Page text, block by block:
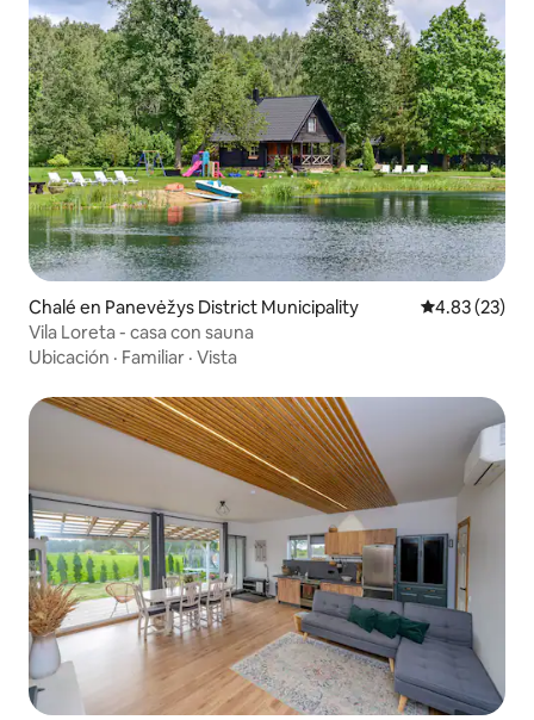
Chalé en Panevėžys District Municipality Calificación
4.83 (23)
Vila Loreta - casa con sauna
Ubicación · Familiar · Vista